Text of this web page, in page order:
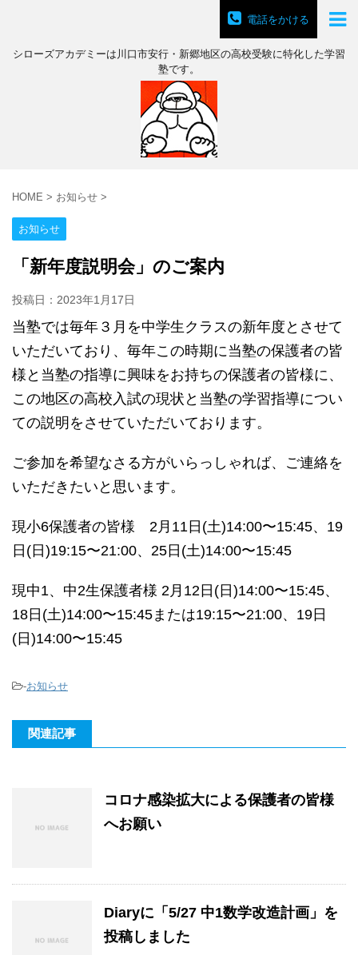
電話をかける
シローズアカデミーは川口市安行・新郷地区の高校受験に特化した学習
塾です。
HOME > お知らせ >
お知らせ
「新年度説明会」のご案内
投稿日： 2023年1月17日
当塾では毎年３月を中学生クラスの新年度とさせて
いただいており、毎年この時期に当塾の保護者の皆
様と当塾の指導に興味をお持ちの保護者の皆様に、
この地区の高校入試の現状と当塾の学習指導につい
ての説明をさせていただいております。
ご参加を希望なさる方がいらっしゃれば、ご連絡を
いただきたいと思います。
現小6保護者の皆様 2月11日(土)14:00〜15:45、19
日(日)19:15〜21:00、25日(土)14:00〜15:45
現中1、中2生保護者様 2月12日(日)14:00〜15:45、
18日(土)14:00〜15:45または19:15〜21:00、19日
(日)14:00〜15:45
-お知らせ
関連記事
コロナ感染拡大による保護者の皆様
へお願い
Diaryに「5/27 中1数学改造計画」を
投稿しました